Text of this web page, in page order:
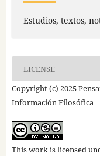
Estudios, textos,
LICENSE
Copyright (c) 2025
Información Filosófica
This work is licensed